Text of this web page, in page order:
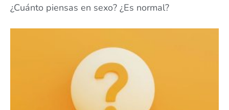
¿Cuánto piensas en sexo? ¿Es normal?